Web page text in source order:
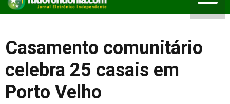
Casamento comunitário
celebra 25 casais em
Porto Velho